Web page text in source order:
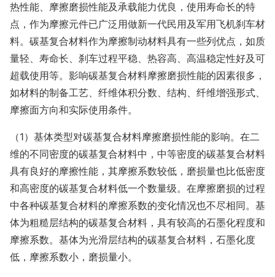
热性能、摩擦磨损性能及承载能力优良，使用寿命长的特
点，作为摩擦元件已广泛用做新一代民用及军用飞机刹车材
料。碳基复合材料作为摩擦制动材料具有一些列优点，如质
量轻、寿命长、刹车过程平稳、热容高、高温稳定性好及可
超载使用等。影响碳基复合材料摩擦磨损性能的因素很多，
如材料的制备工艺、纤维体积分数、结构、纤维增强形式、
摩擦面方向和实际使用条件。
（1）基体类型对碳基复合材料摩擦磨损性能的影响。在二
维的不同密度的碳基复合材料中，中等密度的碳基复合材料
具有良好的摩擦性能，其摩擦系数较低，磨损量也比低密度
和高密度的碳基复合材料低一个数量级。在摩擦磨损的过程
中各种碳基复合材料的摩擦系数的变化情况也不尽相同。基
体为粗糙层结构的碳基复合材料，具有较高的石墨化程度和
摩擦系数。基体为光滑层结构的碳基复合材料，石墨化度
低，摩擦系数小，磨损量小。